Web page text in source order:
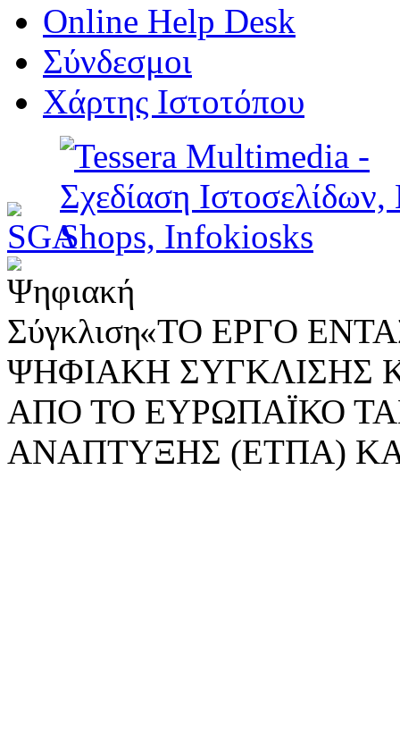
Online Help Desk
Σύνδεσμοι
Χάρτης Ιστοτόπου
«ΤΟ ΕΡΓΟ
ΨΗΦΙΑΚΗ ΣΥΓΚΛΙΣΗΣ
ΑΠΟ ΤΟ ΕΥΡΩΠΑΪΚΟ
ΑΝΑΠΤΥΞΗΣ (ΕΤΠΑ)